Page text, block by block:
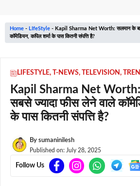
Home - LIfeStyle - Kapil Sharma Net Worth: सलमान के
कॉमेडियन, कपिल शर्मा के पास कितनी संपत्ति है?
LIFESTYLE, T-NEWS, TELEVISION ,
Kapil Sharma Net
सबसे ज्यादा फीस लेने वाले
के पास कितनी संपत्ति है?
By sumaninilesh
Published on: July 28, 2025
Follow Us